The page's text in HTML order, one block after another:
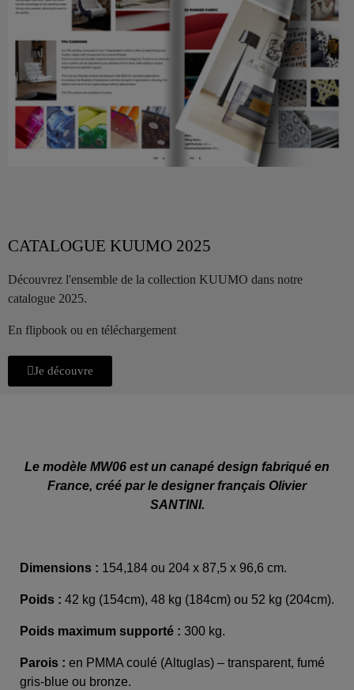
CATALOGUE KUUMO 2025
Découvrez l'ensemble de la collection KUUMO dans notre
catalogue 2025.
En flipbook ou en téléchargement
Je découvre
Le modèle MW06 est un canapé design fabriqué en
France, créé par le designer français Olivier
SANTINI.
Dimensions : 154,184 ou 204 x 87,5 x 96,6 cm.
Poids : 42 kg (154cm), 48 kg (184cm) ou 52 kg (204cm).
Poids maximum supporté : 300 kg.
Parois : en PMMA coulé (Altuglas) – transparent, fumé
gris-blue ou bronze.